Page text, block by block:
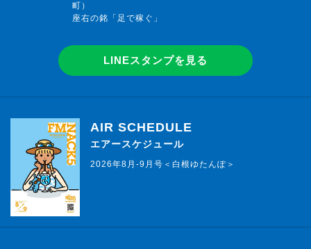
町）
座右の銘「足で稼ぐ」
LINEスタンプを見る
AIR SCHEDULE
エアースケジュール
2026年8月-9月号＜白根ゆたんぽ＞